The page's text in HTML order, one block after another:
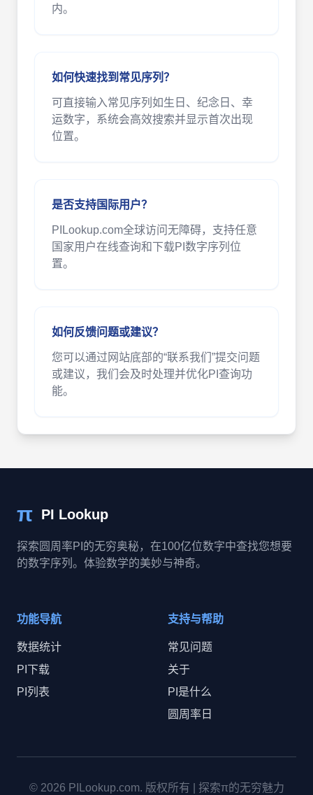
内。
如何快速找到常见序列？
可直接输入常见序列如生日、纪念日、幸
运数字，系统会高效搜索并显示首次出现
位置。
是否支持国际用户？
PILookup.com全球访问无障碍，支持任意
国家用户在线查询和下载PI数字序列位
置。
如何反馈问题或建议？
您可以通过网站底部的“联系我们”提交问题
或建议，我们会及时处理并优化PI查询功
能。
π PI Lookup
探索圆周率PI的无穷奥秘，在100亿位数字中查找您想要
的数字序列。体验数学的美妙与神奇。
功能导航
数据统计
PI下载
PI列表
支持与帮助
常见问题
关于
PI是什么
圆周率日
© 2026 PILookup.com. 版权所有 探索π的无穷魅力